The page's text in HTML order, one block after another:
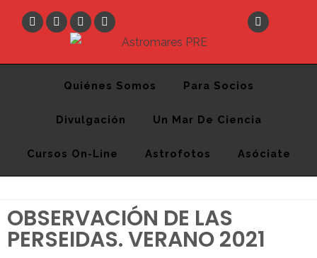
Astromares PRE
Desde 2012 divulgando la Astronomía y la Ciencia
Quiénes Somos Para Socios
Divulgación Un Mar De Ciencia
Cursos On-Line Astrofotos Asóciate
OBSERVACIÓN DE LAS
PERSEIDAS. VERANO 2021